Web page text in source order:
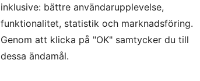
inklusive: bättre användarupplevelse,
funktionalitet, statistik och marknadsföring.
Genom att klicka på "OK" samtycker du till
dessa ändamål.